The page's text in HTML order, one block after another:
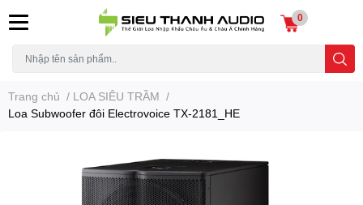
0
Trang chủ / LOA SIÊU TRẦM /
Loa Subwoofer đôi Electrovoice TX-2181_HE